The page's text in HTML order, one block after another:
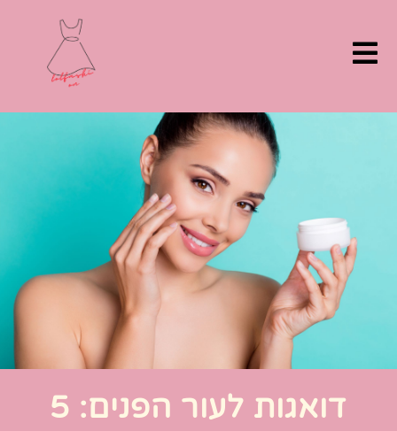
דואגות לעור הפנים: 5